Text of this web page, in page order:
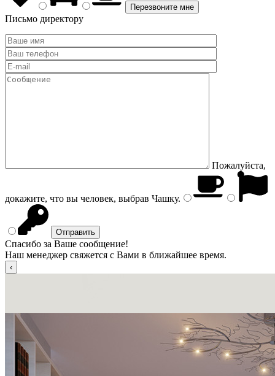
Письмо директору
Пожалуйста,
докажите, что вы человек, выбрав Чашку.
Спасибо за Ваше сообщение!
Наш менеджер свяжется с Вами в ближайшее время.